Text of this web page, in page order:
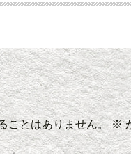
ことはありません。 ※